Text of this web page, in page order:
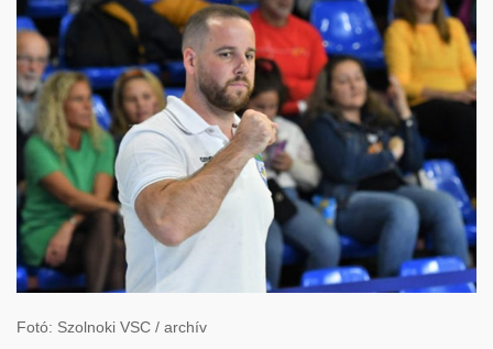
Fotó: Szolnoki VSC / archív